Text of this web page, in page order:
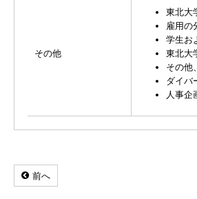
その他
東北大
雇用の
学生お
東北大
その他
ダイバ
人事
前へ